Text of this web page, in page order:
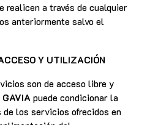
realicen a través de cualquier
anteriormente salvo el
Y UTILIZACIÓN
son de acceso libre y
GAVIA puede condicionar la
los servicios ofrecidos en